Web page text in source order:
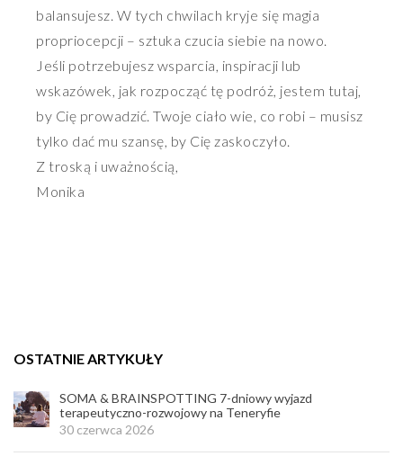
balansujesz. W tych chwilach kryje się magia
propriocepcji – sztuka czucia siebie na nowo.
Jeśli potrzebujesz wsparcia, inspiracji lub
wskazówek, jak rozpocząć tę podróż, jestem tutaj,
by Cię prowadzić. Twoje ciało wie, co robi – musisz
tylko dać mu szansę, by Cię zaskoczyło.
Z troską i uważnością,
Monika
OSTATNIE ARTYKUŁY
SOMA & BRAINSPOTTING 7-dniowy wyjazd
terapeutyczno-rozwojowy na Teneryfie
30 czerwca 2026